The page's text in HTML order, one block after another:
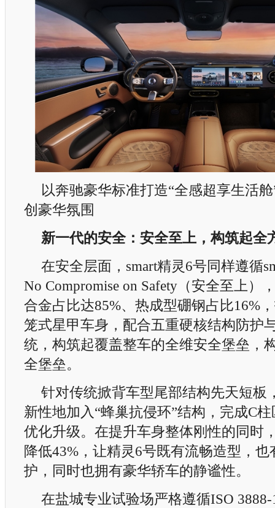
以奔驰豪华标准打造“全感超享生活
创豪华氛围
新一代的安全：安全至上，构筑起全
在安全层面，smart精灵6号同样遵
No Compromise on Safety（安全至上）
合金占比达85%、热成型硼钢占比16%
笼式星甲车身，配合五重硬核结构防护
统，构筑起覆盖整车的全维安全堡垒，
全堡垒。
针对传统掀背车型尾部结构先天短板
新性地加入“蜂巢抗侵环”结构，完成C
优化升级。在提升车身整体刚性的同时
降低43%，让精灵6号既有流畅造型，
护，同时也拥有豪华轿车的静谧性。
在盐城专业试验场严格遵循ISO